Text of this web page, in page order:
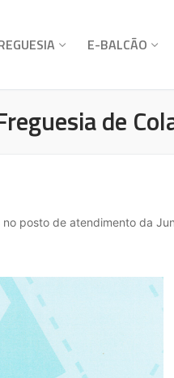
E-BALCÃO
de
posto de atendimento da